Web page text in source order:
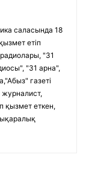
саласында 18
етіп
"31
"31 арна",
газеті
қызмет еткен,